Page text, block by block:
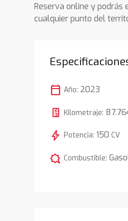
Reserva online y podrás
cualquier punto del
calendar_today Año: 2023
Kilometraje:
bolt Potencia:150 CV
comic_bubble Combustible: